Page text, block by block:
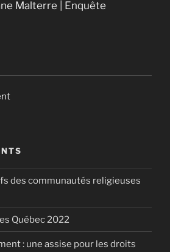
Malterre | Enquête
des communautés religieuses
Québec 2022
: une assise pour les droits